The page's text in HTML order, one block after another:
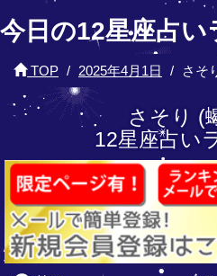
今日の12星座占い
TOP 2025年4月1日 さそ
さそり (
12星座占い